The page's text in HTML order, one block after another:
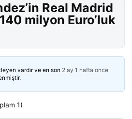
Real Madrid
milyon Euro’luk
vardır ve en son 2 ay 1 hafta önce
1)